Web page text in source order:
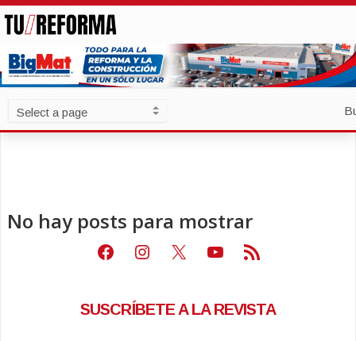
No hay posts para mostrar
Facebook
Instagram
X Youtube
Feed RSS
SUSCRÍBETE A LA REVISTA